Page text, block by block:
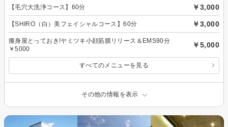
【毛穴大洗浄コース】60分 ￥3,000
【SHIRO（白）美フェイシャルコース】60分 ￥3,000
痩身屋とっておき!ヤミツキ小顔筋膜リリース＆EMS90分
￥5000
￥5,000
すべてのメニューを見る
その他の情報を表示